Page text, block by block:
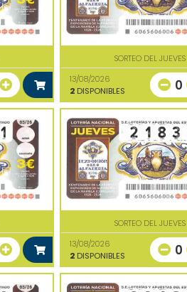
SORTEO DEL JUEVES
13/08/2026
2 DISPONIBLES 0
SORTEO DEL JUEVES
13/08/2026
2 DISPONIBLES 0